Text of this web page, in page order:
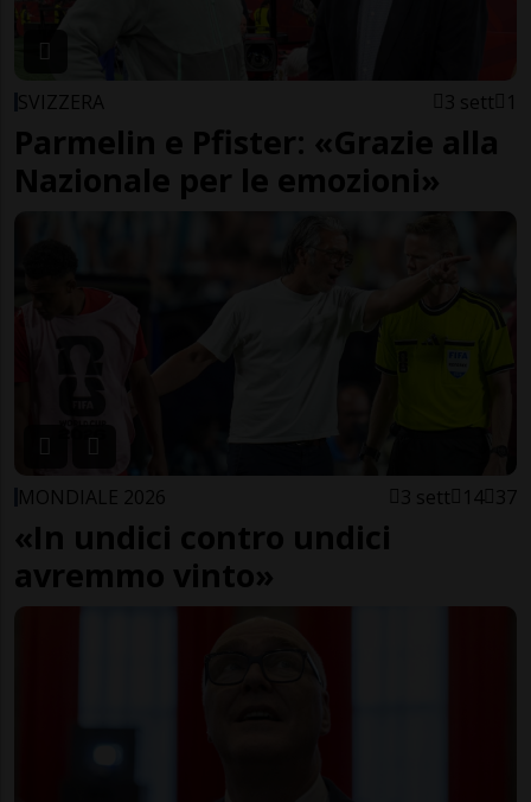
SVIZZERA 3 sett 1
Parmelin e Pfister: «Grazie alla
Nazionale per le emozioni»
MONDIALE 2026 3 sett 14 37
«In undici contro undici
avremmo vinto»